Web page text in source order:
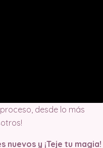
desde lo más
nuevos y ¡Teje tu magia!